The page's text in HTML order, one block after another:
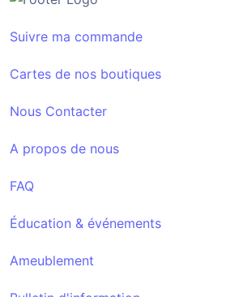
Suivre ma commande
Cartes de nos boutiques
Nous Contacter
A propos de nous
FAQ
Éducation & événements
Ameublement